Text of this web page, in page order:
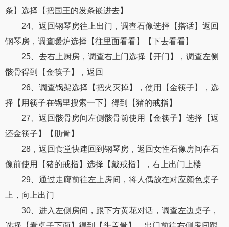
条】选择【把国王的发条嵌进去】
24、返回钢琴房往上出门，调查石像选择【搭话】返回
钢琴房，调查暖炉选择【往里面看看】【下去看看】
25、去右上厨房，调查右上门选择【开门】，调查左侧
骸骨得到【金筷子】，返回
26、调查锅架选择【把火灭掉】，使用【金筷子】，选
择【用筷子在锅里搜索一下】得到【猪的戒指】
27、返回骸骨房间左侧骸骨前使用【金筷子】选择【返
还金筷子】【肋骨】
28，返回食堂快速回到钢琴房，返回女性石像房间在石
像前使用【猪的戒指】选择【戴戒指】，右上出门上楼
29、通过走廊前往左上房间，将人偶放在对应颜色桌子
上，向上出门
30、进入左侧房间，跟下方黄花对话，调查左边桌子，